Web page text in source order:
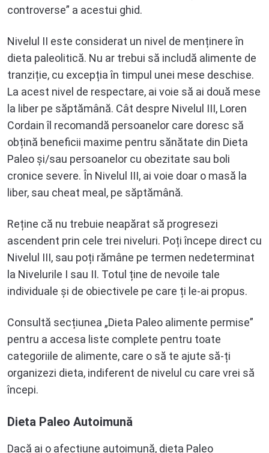
controverse” a acestui ghid.
Nivelul II este considerat un nivel de menținere în
dieta paleolitică. Nu ar trebui să includă alimente de
tranziție, cu excepția în timpul unei mese deschise.
La acest nivel de respectare, ai voie să ai două mese
la liber pe săptămână. Cât despre Nivelul III, Loren
Cordain îl recomandă persoanelor care doresc să
obțină beneficii maxime pentru sănătate din Dieta
Paleo și/sau persoanelor cu obezitate sau boli
cronice severe. În Nivelul III, ai voie doar o masă la
liber, sau cheat meal, pe săptămână.
Reține că nu trebuie neapărat să progresezi
ascendent prin cele trei niveluri. Poți începe direct cu
Nivelul III, sau poți rămâne pe termen nedeterminat
la Nivelurile I sau II. Totul ține de nevoile tale
individuale și de obiectivele pe care ți le-ai propus.
Consultă secțiunea „Dieta Paleo alimente permise”
pentru a accesa liste complete pentru toate
categoriile de alimente, care o să te ajute să-ți
organizezi dieta, indiferent de nivelul cu care vrei să
începi.
Dieta Paleo Autoimună
Dacă ai o afecțiune autoimună, dieta Paleo